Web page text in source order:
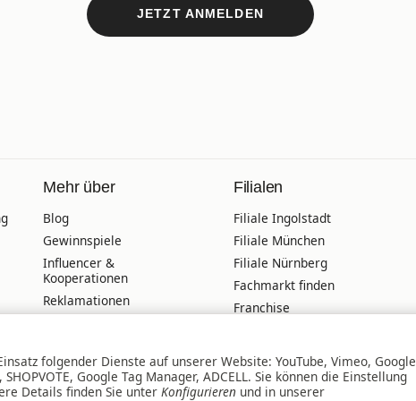
JETZT ANMELDEN
Mehr über
Blog
Gewinnspiele
Influencer &
Kooperationen
Reklamationen
Veranstaltungskalender
Wir über uns
Filialen
Filiale Ingolstadt
Filiale München
Filiale Nürnberg
Fachmarkt finden
Franchise
Terminbuchung
folgender Dienste auf unserer Website: YouTube, Vimeo, Google
Google Tag Manager, ADCELL. Sie können die Einstellung
Details finden Sie unter Konfigurieren und in unserer